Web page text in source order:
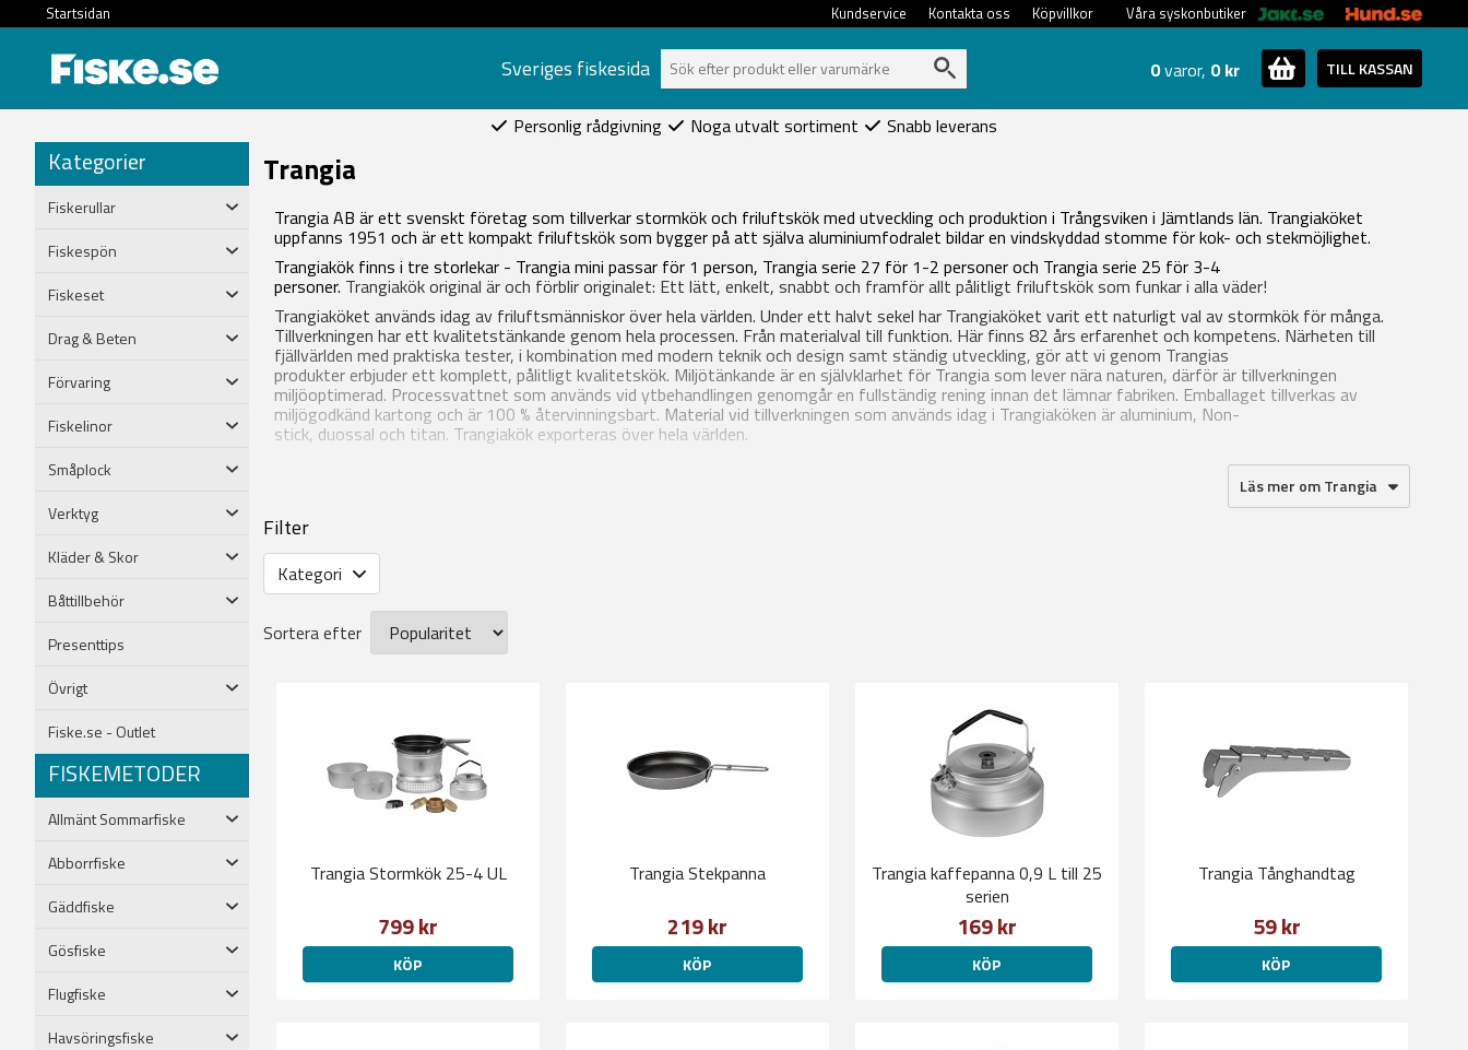
Startsidan Våra syskonbutiker
Köpvillkor
Kontakta oss
Kundservice
Sveriges fiskesida 0varor, 0 kr TILL KASSAN
Personlig rådgivning Noga utvalt sortiment Snabb leverans
Kategorier
Fiskerullar
Fiskespön
Fiskeset
Drag & Beten
Förvaring
Fiskelinor
Småplock
Verktyg
Kläder & Skor
Båttillbehör
Presenttips
Övrigt
Fiske.se - Outlet
FISKEMETODER
Allmänt Sommarfiske
Abborrfiske
Gäddfiske
Gösfiske
Flugfiske
Havsöringsfiske
Trangia
Trangia AB är ett svenskt företag som tillverkar stormkök och friluftskök med utveckling och produktion i Trångsviken i Jämtlands län. Trangiaköket
uppfanns 1951 och är ett kompakt friluftskök som bygger på att själva aluminiumfodralet bildar en vindskyddad stomme för kok- och stekmöjlighet.
Trangiakök finns i tre storlekar - Trangia mini passar för 1 person, Trangia serie 27 för 1-2 personer och Trangia serie 25 för 3-4
personer. Trangiakök original är och förblir originalet: Ett lätt, enkelt, snabbt och framför allt pålitligt friluftskök som funkar i alla väder!
Trangiaköket används idag av friluftsmänniskor över hela världen. Under ett halvt sekel har Trangiaköket varit ett naturligt val av stormkök för många.
Tillverkningen har ett kvalitetstänkande genom hela processen. Från materialval till funktion. Här finns 82 års erfarenhet och kompetens. Närheten till
fjällvärlden med praktiska tester, i kombination med modern teknik och design samt ständig utveckling, gör att vi genom Trangias
produkter erbjuder ett komplett, pålitligt kvalitetskök. Miljötänkande är en självklarhet för Trangia som lever nära naturen, därför är tillverkningen
miljöoptimerad. Processvattnet som används vid ytbehandlingen genomgår en fullständig rening innan det lämnar fabriken. Emballaget tillverkas av
miljögodkänd kartong och är 100 % återvinningsbart. Material vid tillverkningen som används idag i Trangiaköken är aluminium, Non-
stick, duossal och titan. Trangiakök exporteras över hela världen.
Läs mer om Trangia
Filter
Kategori
Sortera efter
Trangia Stormkök 25-4 UL
799 kr
KÖP
Trangia Stekpanna
219 kr
KÖP
Trangia kaffepanna 0,9 L till 25
serien
169 kr
KÖP
Trangia Tånghandtag
59 kr
KÖP